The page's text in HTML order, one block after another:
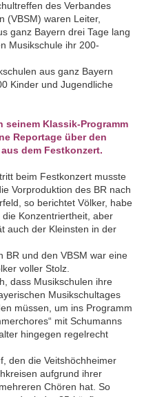
des Verbandes
(VBSM) waren Leiter,
ganz Bayern drei Tage lang
Musikschule ihr 200-
aus ganz Bayern
Kinder und Jugendliche
seinem Klassik-Programm
Reportage über den
dem Festkonzert.
beim Festkonzert musste
Vorproduktion des BR nach
so berichtet Völker, habe
Konzentriertheit, aber
auch der Kleinsten in der
BR und den VBSM war eine
voller Stolz.
dass Musikschulen ihre
Musikschultages
müssen, um ins Programm
mit Schumanns
hingegen regelrecht
den die Veitshöchheimer
aufgrund ihrer
Chören hat. So